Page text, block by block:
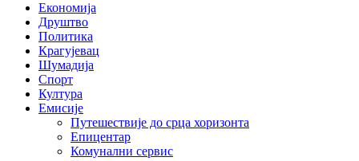
Економија
Друштво
Политика
Крагујевац
Шумадија
Спорт
Култура
Емисије
Путешествије до срца хоризонта
Епицентар
Комунални сервис